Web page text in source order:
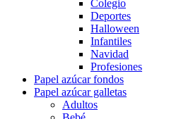
Colegio
Deportes
Halloween
Infantiles
Navidad
Profesiones
Papel azúcar fondos
Papel azúcar galletas
Adultos